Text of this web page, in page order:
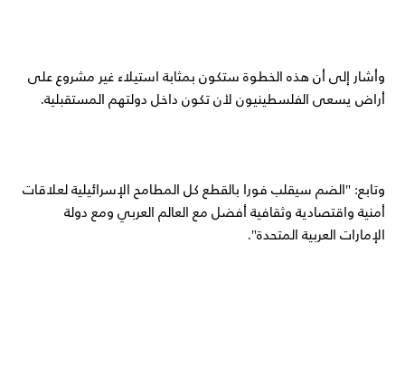
وأشار إلى أن هذه الخطوة ستكون بمثابة استيلاء غير مشروع على
أراض يسعى الفلسطينيون لأن تكون داخل دولتهم المستقبلية.
وتابع: "الضم سيقلب فورا بالقطع كل المطامح الإسرائيلية لعلاقات
أمنية واقتصادية وثقافية أفضل مع العالم العربي ومع دولة
الإمارات العربية المتحدة".